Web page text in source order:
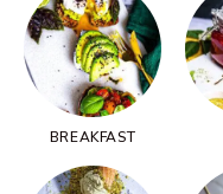
BREAKFAST